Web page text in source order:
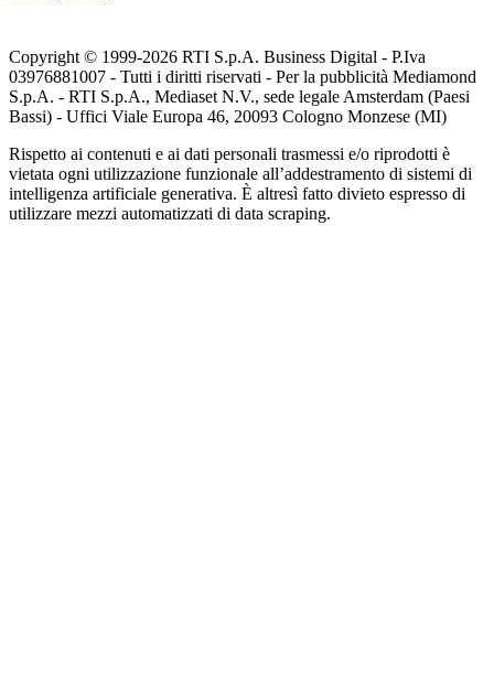
Copyright © 1999-2026 RTI S.p.A. Business Digital - P.Iva
03976881007 - Tutti i diritti riservati - Per la pubblicità Mediamond
S.p.A. - RTI S.p.A., Mediaset N.V., sede legale Amsterdam (Paesi
Bassi) - Uffici Viale Europa 46, 20093 Cologno Monzese (MI)
Rispetto ai contenuti e ai dati personali trasmessi e/o riprodotti è
vietata ogni utilizzazione funzionale all’addestramento di sistemi di
intelligenza artificiale generativa. È altresì fatto divieto espresso di
utilizzare mezzi automatizzati di data scraping.